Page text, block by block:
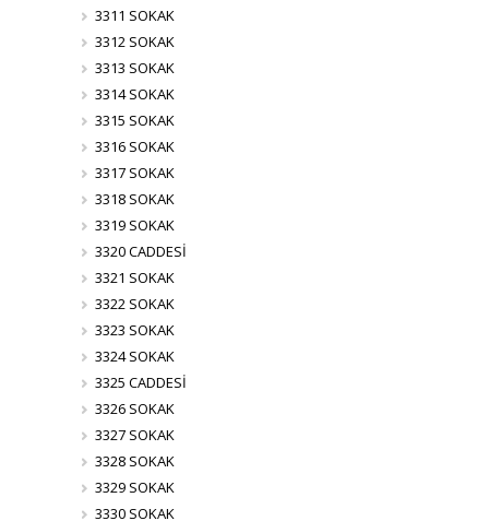
3311 SOKAK
3312 SOKAK
3313 SOKAK
3314 SOKAK
3315 SOKAK
3316 SOKAK
3317 SOKAK
3318 SOKAK
3319 SOKAK
3320 CADDESİ
3321 SOKAK
3322 SOKAK
3323 SOKAK
3324 SOKAK
3325 CADDESİ
3326 SOKAK
3327 SOKAK
3328 SOKAK
3329 SOKAK
3330 SOKAK